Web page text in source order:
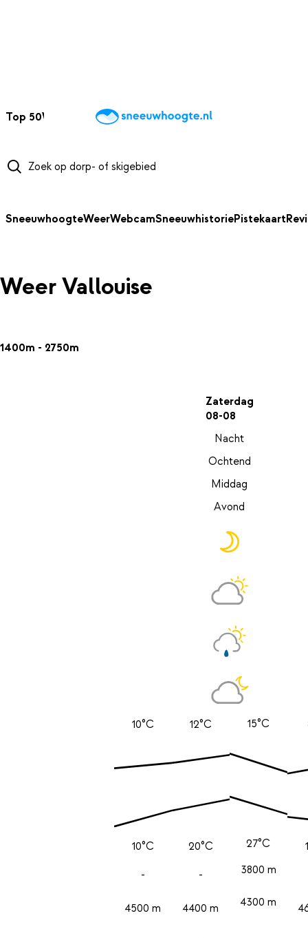
Top 50Webcams WintersportweerKaarten
SneeuwhoogteWeerWebcamSneeuwhistoriePistekaart
Weer Vallouise
1400m - 2750m
Zaterdag
08-08
Nacht
Ochtend
Middag
Avond
10°C
10°C
-
4500 m
12°C
20°C
-
4400 m
15°C
27°C
3800 m
4300 m